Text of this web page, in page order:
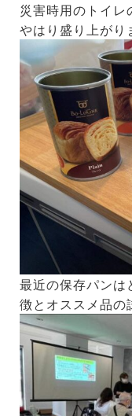
災害時用のトイレ
やはり盛り上がり
最近の保存パンは
徴とオススメ品の